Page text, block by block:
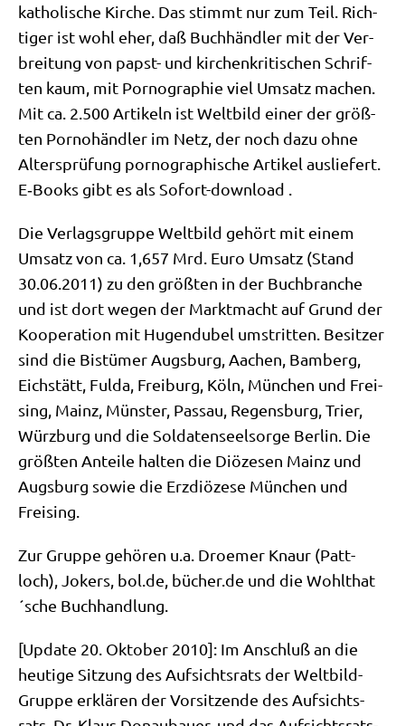
katho­li­sche Kir­che. Das stimmt nur zum Teil. Rich­
ti­ger ist wohl eher, daß Buch­händ­ler mit der Ver­
brei­tung von papst- und kir­chen­kri­ti­schen Schrif­
ten kaum, mit Por­no­gra­phie viel Umsatz machen.
Mit ca. 2.500 Arti­keln ist Welt­bild einer der größ­
ten Por­no­händ­ler im Netz, der noch dazu ohne
Alters­prü­fung por­no­gra­phi­sche Arti­kel aus­lie­fert.
E‑Books gibt es als Sofort-download .
Die Ver­lags­grup­pe Welt­bild gehört mit einem
Umsatz von ca. 1,657 Mrd. Euro Umsatz (Stand
30.06.2011) zu den größ­ten in der Buch­bran­che
und ist dort wegen der Markt­macht auf Grund der
Koope­ra­ti­on mit Hugen­du­bel umstrit­ten. Besit­zer
sind die Bis­tü­mer Augs­burg, Aachen, Bam­berg,
Eich­stätt, Ful­da, Frei­burg, Köln, Mün­chen und Frei­
sing, Mainz, Mün­ster, Pas­sau, Regens­burg, Trier,
Würz­burg und die Sol­da­ten­seel­sor­ge Ber­lin. Die
größ­ten Antei­le hal­ten die Diö­ze­sen Mainz und
Augs­burg sowie die Erz­diö­ze­se Mün­chen und
Freising.
Zur Grup­pe gehö­ren u.a. Droe­mer Knaur (Patt­
loch), Jokers, bol​.de, bücher.de und die Wohlthat
´sche Buchhandlung.
[Update 20. Okto­ber 2010]: Im Anschluß an die
heu­ti­ge Sit­zung des Auf­sichts­rats der Welt­bild-
Grup­pe erklä­ren der Vor­sit­zen­de des Auf­sichts­